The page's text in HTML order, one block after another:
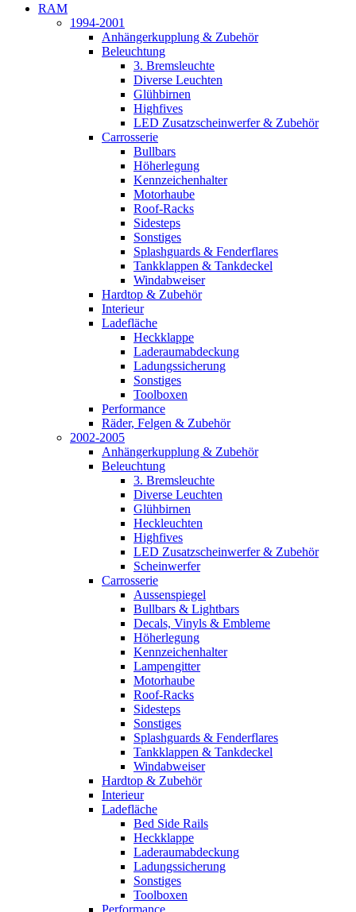
RAM
1994-2001
Anhängerkupplung & Zubehör
Beleuchtung
3. Bremsleuchte
Diverse Leuchten
Glühbirnen
Highfives
LED Zusatzscheinwerfer & Zubehör
Carrosserie
Bullbars
Höherlegung
Kennzeichenhalter
Motorhaube
Roof-Racks
Sidesteps
Sonstiges
Splashguards & Fenderflares
Tankklappen & Tankdeckel
Windabweiser
Hardtop & Zubehör
Interieur
Ladefläche
Heckklappe
Laderaumabdeckung
Ladungssicherung
Sonstiges
Toolboxen
Performance
Räder, Felgen & Zubehör
2002-2005
Anhängerkupplung & Zubehör
Beleuchtung
3. Bremsleuchte
Diverse Leuchten
Glühbirnen
Heckleuchten
Highfives
LED Zusatzscheinwerfer & Zubehör
Scheinwerfer
Carrosserie
Aussenspiegel
Bullbars & Lightbars
Decals, Vinyls & Embleme
Höherlegung
Kennzeichenhalter
Lampengitter
Motorhaube
Roof-Racks
Sidesteps
Sonstiges
Splashguards & Fenderflares
Tankklappen & Tankdeckel
Windabweiser
Hardtop & Zubehör
Interieur
Ladefläche
Bed Side Rails
Heckklappe
Laderaumabdeckung
Ladungssicherung
Sonstiges
Toolboxen
Performance